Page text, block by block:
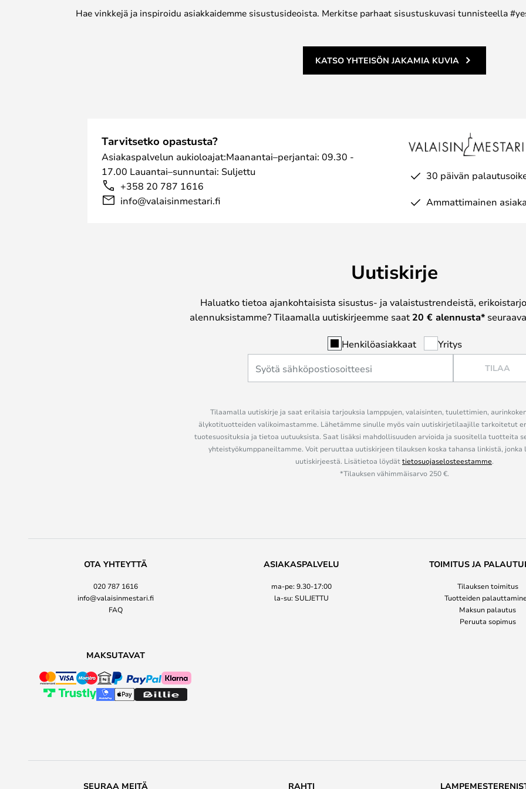
Hae vinkkejä ja inspiroidu asiakkaidemme sisustusideoista. Merkitse parhaat sisustuskuvasi tunnisteella
KATSO YHTEISÖN JAKAMIA KUVIA
Tarvitsetko opastusta?
Asiakaspalvelun aukioloajat:Maanantai–perjantai: 09.30 -
17.00 Lauantai–sunnuntai: Suljettu
+358 20 787 1616
info@valaisinmestari.fi
30 päivän
Ammattimainen
Uutiskirje
Haluatko tietoa ajankohtaisista sisustus- ja valaistustrendeistä,
alennuksistamme? Tilaamalla uutiskirjeemme saat 20 € alennusta*
Henkilöasiakkaat Yritys
TILAA
Tilaamalla uutiskirje ja saat erilaisia tarjouksia lamppujen, valaisinten, tuulettimien,
älykotituotteiden valikoimastamme. Lähetämme sinulle myös vain uutiskirjetilaajille tarkoitetut
tuotesuosituksia ja tietoa uutuuksista. Saat lisäksi mahdollisuuden arvioida ja suositella tuotteita
yhteistyökumppaneiltamme. Voit peruuttaa uutiskirjeen tilauksen koska tahansa linkistä, jonka
uutiskirjeestä. Lisätietoa löydättietosuojaselosteestamme.
*Tilauksen vähimmäisarvo 250 €.
OTA YHTEYTTÄ
020 787 1616
info@valaisinmestari.fi
FAQ
ASIAKASPALVELU
ma-pe: 9.30-17:00
la-su: SULJETTU
TOIMITUS JA
Tilauksen toimitus
Tuotteiden
Maksun palautus
Peruuta sopimus
MAKSUTAVAT
SEURAA MEITÄ RAHTI